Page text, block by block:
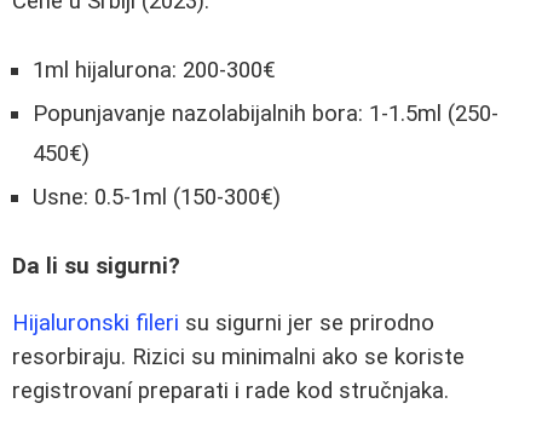
1ml hijalurona: 200-300€
Popunjavanje nazolabijalnih bora: 1-1.5ml (250-
450€)
Usne: 0.5-1ml (150-300€)
Da li su sigurni?
Hijaluronski fileri su sigurni jer se prirodno
resorbiraju. Rizici su minimalni ako se koriste
registrovaní preparati i rade kod stručnjaka.